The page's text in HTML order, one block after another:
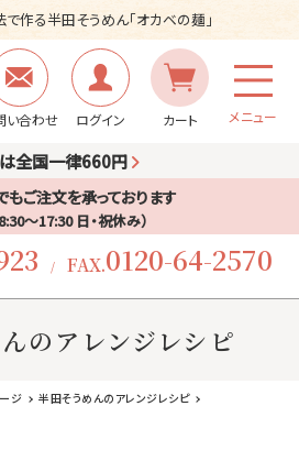
作る半田そうめん「オカベの麺」
い合わせ ログイン カート メニュー
全国一律660円
もご注文を承っております
〜17:30 日・祝休み）
/ FAX.0120-64-2570
のアレンジレシピ
ジ
半田そうめんのアレンジレシピ